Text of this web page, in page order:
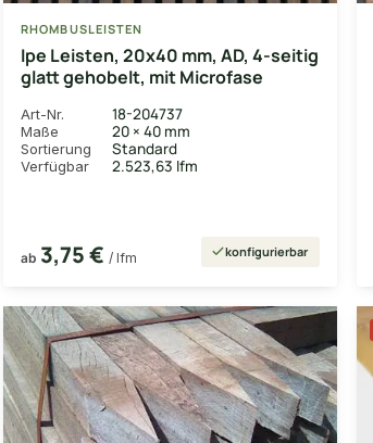
RHOMBUSLEISTEN
Ipe Leisten, 20x40 mm, AD, 4-seitig
glatt gehobelt, mit Microfase
Art-Nr. 18-204737
Maße 20 × 40 mm
Sortierung Standard
Verfügbar 2.523,63 lfm
ab 3,75 € / lfm konfigurierbar